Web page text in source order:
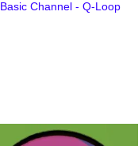
Basic Channel - Q-Loop